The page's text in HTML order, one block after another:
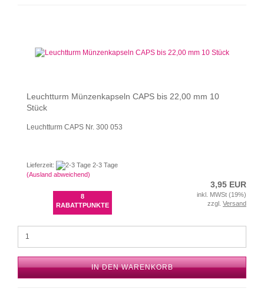
Leuchtturm Münzenkapseln CAPS bis 22,00 mm 10
Stück
Leuchtturm CAPS Nr. 300 053
Lieferzeit:
2-3 Tage
(Ausland abweichend)
8
RABATTPUNKTE
3,95 EUR
inkl. MWSt (19%)
zzgl. Versand
IN DEN WARENKORB